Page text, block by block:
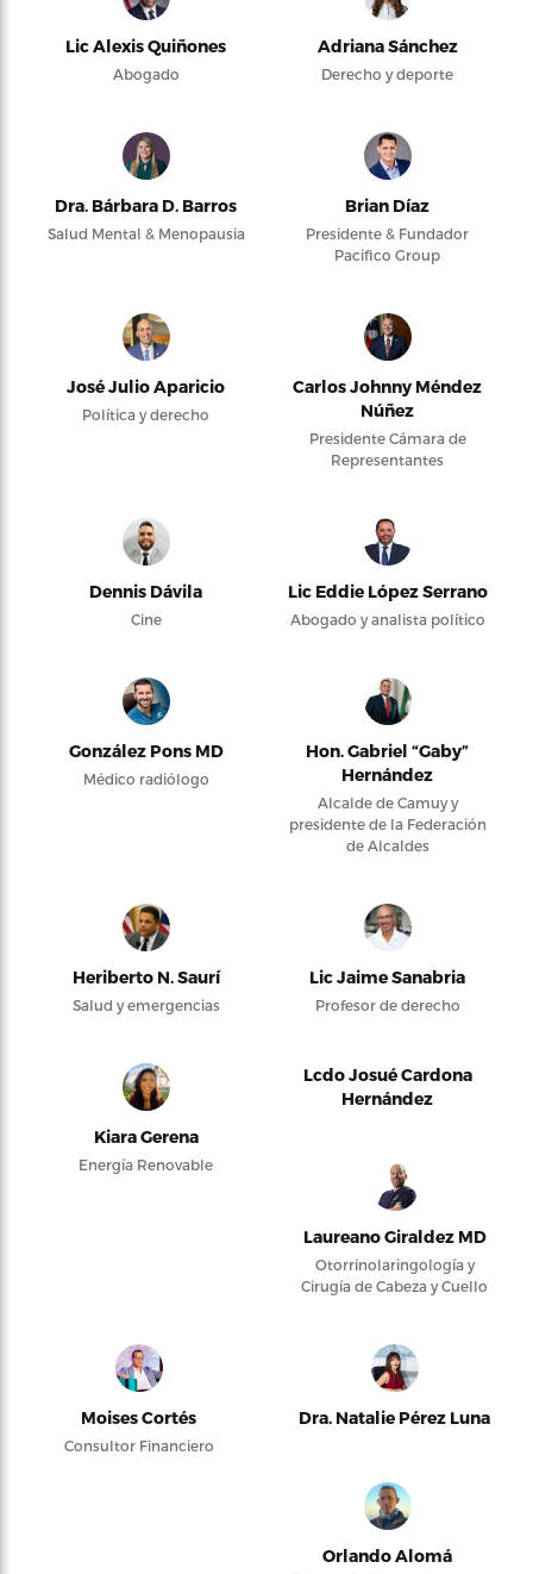
Lic Alexis Quiñones
Abogado
Adriana Sánchez
Derecho y deporte
Dra. Bárbara D. Barros
Salud Mental & Menopausia
Brian Díaz
Presidente & Fundador
Pacifico Group
José Julio Aparicio
Política y derecho
Carlos Johnny Méndez
Núñez
Presidente Cámara de
Representantes
Dennis Dávila
Cine
Lic Eddie López Serrano
Abogado y analista político
González Pons MD
Médico radiólogo
Hon. Gabriel “Gaby”
Hernández
Alcalde de Camuy y
presidente de la Federación
de Alcaldes
Heriberto N. Saurí
Salud y emergencias
Lic Jaime Sanabria
Profesor de derecho
Kiara Gerena
Energía Renovable
Lcdo Josué Cardona
Hernández
Laureano Giraldez MD
Otorrinolaringología y
Cirugía de Cabeza y Cuello
Moises Cortés
Consultor Financiero
Dra. Natalie Pérez Luna
Orlando Alomá